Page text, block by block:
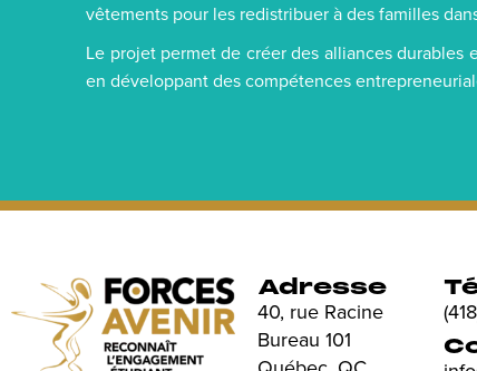
vêtements pour les redistribuer à des familles
Le projet permet de créer des alliances
en développant des compétences
Adresse
40, rue Racine
Bureau 101